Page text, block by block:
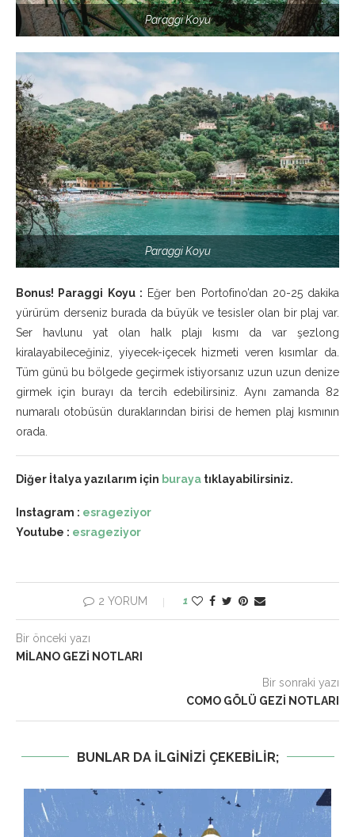
Paraggi Koyu
Paraggi Koyu
Bonus! Paraggi Koyu : Eğer ben Portofino’dan 20-25 dakika
yürürüm derseniz burada da büyük ve tesisler olan bir plaj var.
Ser havlunu yat olan halk plajı kısmı da var şezlong
kiralayabileceğiniz, yiyecek-içecek hizmeti veren kısımlar da.
Tüm günü bu bölgede geçirmek istiyorsanız uzun uzun denize
girmek için burayı da tercih edebilirsiniz. Aynı zamanda 82
numaralı otobüsün duraklarından birisi de hemen plaj kısmının
orada.
Diğer İtalya yazılarım için buraya tıklayabilirsiniz.
Instagram : esrageziyor
Youtube : esrageziyor
2 YORUM 1
Bir önceki yazı
MILANO GEZI NOTLARI
Bir sonraki yazı
COMO GÖLÜ GEZI NOTLARI
BUNLAR DA ILGINIZI ÇEKEBILIR;